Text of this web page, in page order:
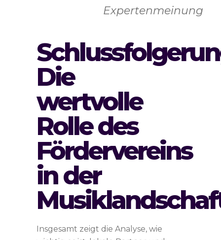
Expertenmeinung
Die
wertvolle
Rolle des
Fördervereins
in der
Insgesamt zeigt die Analyse, wie